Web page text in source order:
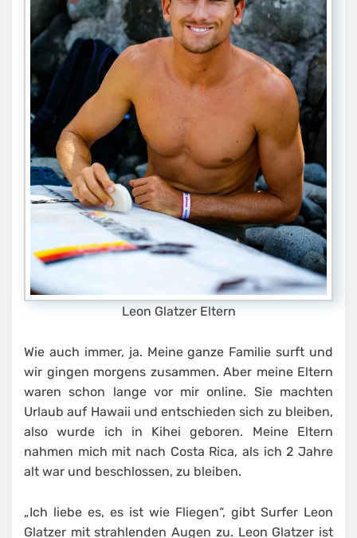
Leon Glatzer Eltern
Wie auch immer, ja. Meine ganze Familie surft und
wir gingen morgens zusammen. Aber meine Eltern
waren schon lange vor mir online. Sie machten
Urlaub auf Hawaii und entschieden sich zu bleiben,
also wurde ich in Kihei geboren. Meine Eltern
nahmen mich mit nach Costa Rica, als ich 2 Jahre
alt war und beschlossen, zu bleiben.
„Ich liebe es, es ist wie Fliegen“, gibt Surfer Leon
Glatzer mit strahlenden Augen zu. Leon Glatzer ist